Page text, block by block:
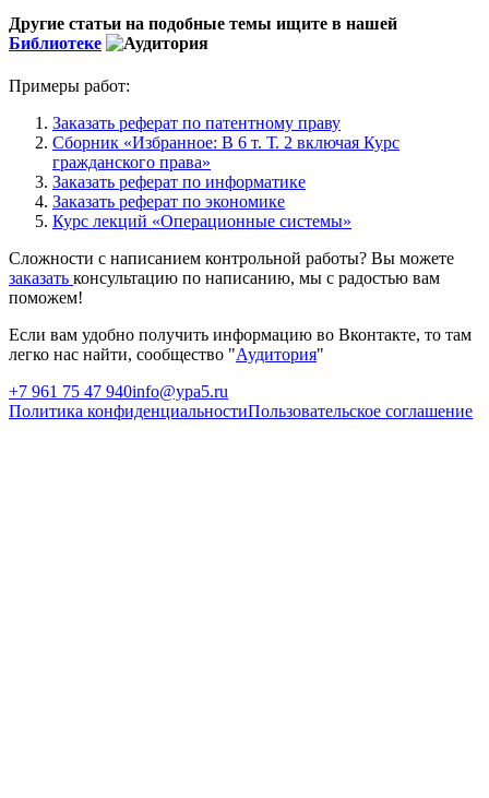
Другие статьи на подобные темы ищите в нашей
Библиотеке
Примеры работ:
Заказать реферат по патентному праву
Сборник «Избранное: В 6 т. Т. 2 включая Курс
гражданского права»
Заказать реферат по информатике
Заказать реферат по экономике
Курс лекций «Операционные системы»
Сложности с написанием контрольной работы? Вы можете
заказать консультацию по написанию, мы с радостью вам
поможем!
Если вам удобно получить информацию во Вконтакте, то там
легко нас найти, сообщество "Аудитория"
+7 961 75 47 940info@ypa5.ru
Политика конфиденциальностиПользовательское соглашение